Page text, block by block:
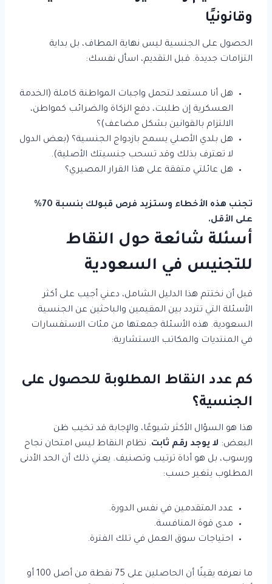
وقانونيًا
الحصول على الجنسية ليس نهاية المطاف، بل بداية
التزامات جديدة. قبل التقديم، اسأل نفسك:
هل أنا مستعد لتحمل واجبات المواطنة كاملة (الخدمة
العسكرية إن طلبت، دفع الزكاة والضرائب كمواطن،
الالتزام بالقوانين بشكل مضاعف)؟
هل بلدي الأصلي يسمح بازدواج الجنسية؟ (بعض الدول
لا تعترف بذلك وقد تسحب جنسيتك الأصلية).
هل عائلتي متفقة على هذا القرار المصيري؟
تجنب هذه الأخطاء وستزيد فرص قبولك بنسبة 70%
على الأقل.
أسئلة شائعة حول النقاط
للتجنيس في السعودية
قبل أن نختتم هذا الدليل الشامل، دعني أجيب على أكثر
الأسئلة التي تتردد بين المقيمين والباحثين عن الجنسية
السعودية. هذه الأسئلة جمعتها من مئات الاستفسارات
في المنتديات والمكاتب الاستشارية:
كم عدد النقاط المطلوبة للحصول على
الجنسية؟
هذا هو السؤال الأكثر شيوعًا، والإجابة قد تخيب ظن
البعض: لا يوجد رقم ثابت. نظام النقاط ليس امتحان نجاح
ورسوب، بل هو أداة ترتيب وتصنيف. يعني ذلك أن الحد الأدنى
المطلوب يتغير حسب:
عدد المتقدمين في نفس الدورة.
مدى قوة المنافسة.
احتياجات سوق العمل في تلك الفترة.
ما نعرفه يقينًا أن الحاصلين على 75 نقطة من أصل 100 أو